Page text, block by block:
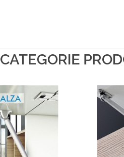
CATEGORIE